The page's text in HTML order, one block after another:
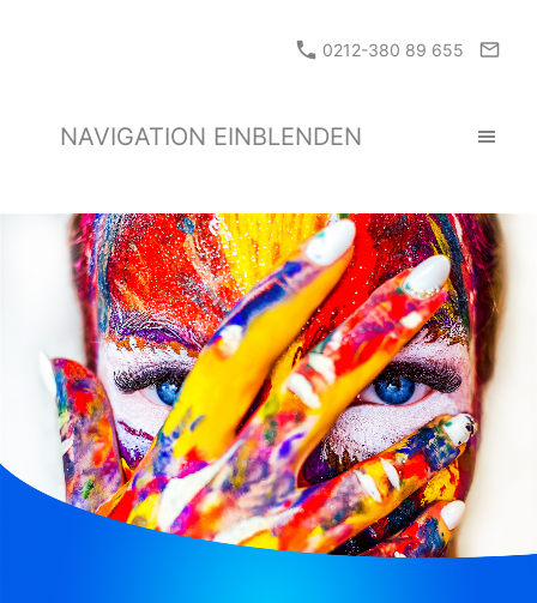
0212-380 89 655
NAVIGATION EINBLENDEN